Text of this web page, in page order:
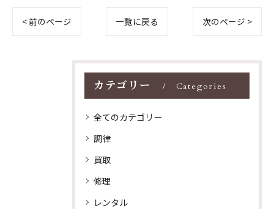
< 前のページ 一覧に戻る 次のページ >
カテゴリー Categories
全てのカテゴリー
調律
買取
修理
レンタル